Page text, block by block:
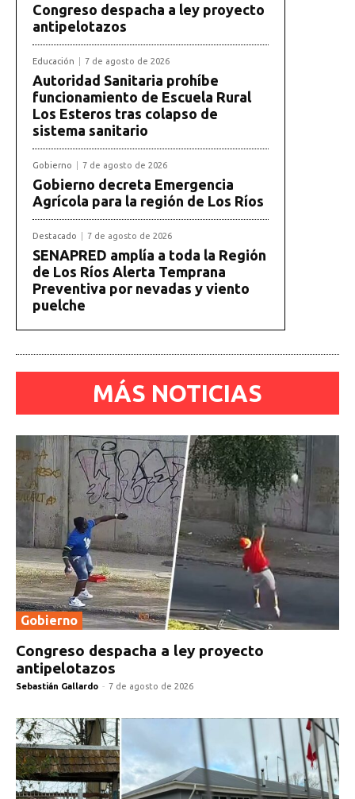
Congreso despacha a ley proyecto
antipelotazos
Educación 7 de agosto de 2026
Autoridad Sanitaria prohíbe
funcionamiento de Escuela Rural
Los Esteros tras colapso de
sistema sanitario
Gobierno 7 de agosto de 2026
Gobierno decreta Emergencia
Agrícola para la región de Los Ríos
Destacado 7 de agosto de 2026
SENAPRED amplía a toda la Región
de Los Ríos Alerta Temprana
Preventiva por nevadas y viento
puelche
MÁS NOTICIAS
Gobierno
Congreso despacha a ley proyecto
antipelotazos
Sebastián Gallardo - 7 de agosto de 2026